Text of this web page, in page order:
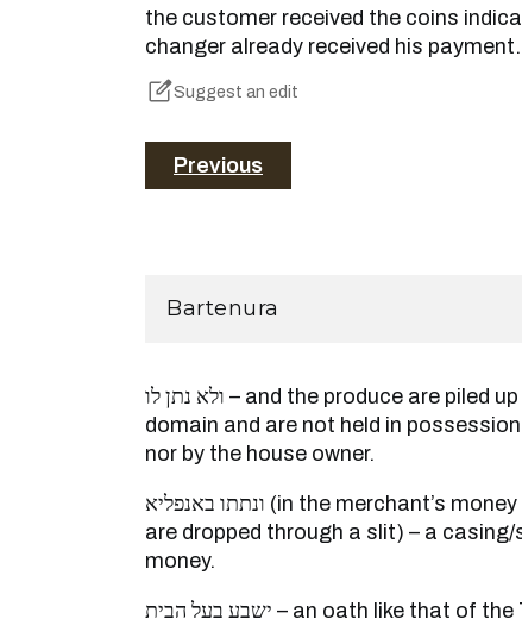
the customer received the coins
changer already received his payment.
Suggest an edit
Previous
Bartenura
ולא נתן לו – and the produce are piled up and placed in the public
domain and are not held in
nor by the house owner.
ונתתו באנפליא (in the merchant’s money chest into which receipts
are dropped through a slit) – a
money.
ישבע בעל הבית – an oath like that of the Torah, and he will take